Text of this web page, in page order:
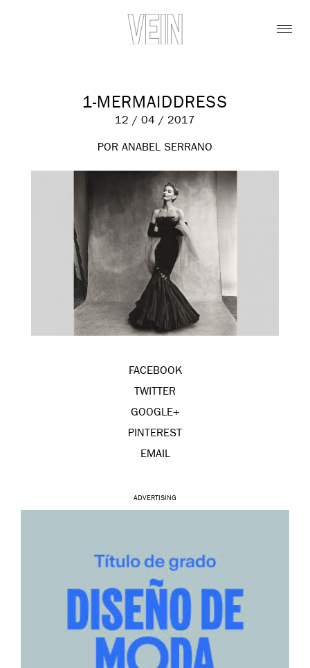
1-MERMAIDDRESS
12 / 04 / 2017
POR ANABEL SERRANO
FACEBOOK
TWITTER
GOOGLE+
PINTEREST
EMAIL
ADVERTISING